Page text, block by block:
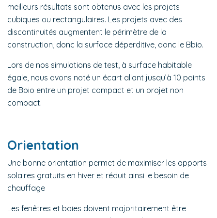
meilleurs résultats sont obtenus avec les projets
cubiques ou rectangulaires. Les projets avec des
discontinuités augmentent le périmètre de la
construction, donc la surface déperditive, donc le Bbio.
Lors de nos simulations de test, à surface habitable
égale, nous avons noté un écart allant jusqu’à 10 points
de Bbio entre un projet compact et un projet non
compact.
Orientation
Une bonne orientation permet de maximiser les apports
solaires gratuits en hiver et réduit ainsi le besoin de
chauffage
Les fenêtres et baies doivent majoritairement être